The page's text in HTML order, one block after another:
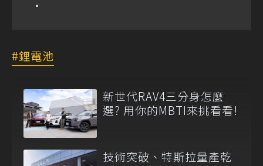
鋰電池
新世代RAV4三分身怎麼
選? 用你的MBTI來挑看看!
技術突破、特斯拉量產乾